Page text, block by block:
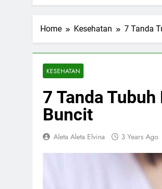
Home Kesehatan 7 Tanda
KESEHATAN
7 Tanda
Buncit
Aleta Aleta Elvina 3 Years Ago